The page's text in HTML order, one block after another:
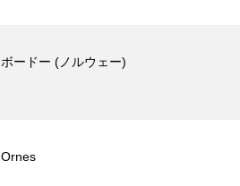
ボードー (ノルウェー)
Ornes